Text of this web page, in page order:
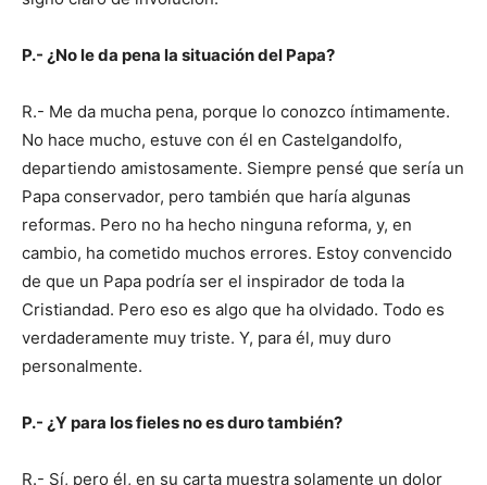
P.- ¿No le da pena la situación del Papa?
R.- Me da mucha pena, porque lo conozco íntimamente.
No hace mucho, estuve con él en Castelgandolfo,
departiendo amistosamente. Siempre pensé que sería un
Papa conservador, pero también que haría algunas
reformas. Pero no ha hecho ninguna reforma, y, en
cambio, ha cometido muchos errores. Estoy convencido
de que un Papa podría ser el inspirador de toda la
Cristiandad. Pero eso es algo que ha olvidado. Todo es
verdaderamente muy triste. Y, para él, muy duro
personalmente.
P.- ¿Y para los fieles no es duro también?
R.- Sí, pero él, en su carta muestra solamente un dolor